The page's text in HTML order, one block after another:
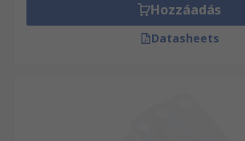
Hozzáadás
Datasheets